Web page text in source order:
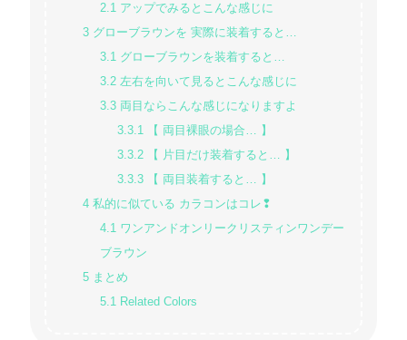
2.1 アップでみるとこんな感じに
3 グローブラウンを 実際に装着すると…
3.1 グローブラウンを装着すると…
3.2左右を向いて見るとこんな感じに
3.3両目ならこんな感じになりますよ
3.3.1
【 両目裸眼の場合… 】
3.3.2【 片目だけ装着すると… 】
3.3.3【 両目装着すると… 】
4 私的に似ている カラコンはコレ❢
4.1 ワンアンドオンリークリスティンワンデー
ブラウン
5 まとめ
5.1
Related Colors